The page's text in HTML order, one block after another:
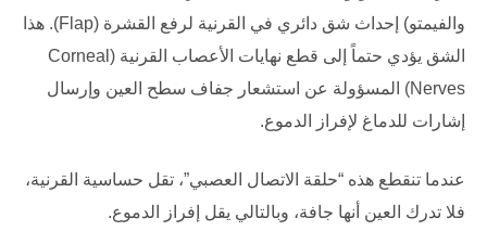
والفيمتو) إحداث شق دائري في القرنية لرفع القشرة (Flap). هذا
الشق يؤدي حتماً إلى قطع نهايات الأعصاب القرنية (Corneal
Nerves) المسؤولة عن استشعار جفاف سطح العين وإرسال
إشارات للدماغ لإفراز الدموع.
عندما تنقطع هذه “حلقة الاتصال العصبي”، تقل حساسية القرنية،
فلا تدرك العين أنها جافة، وبالتالي يقل إفراز الدموع.